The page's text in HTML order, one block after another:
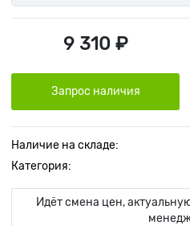
9 310 ₽
Запрос наличия
Наличие на складе:
Категория:
Идёт смена цен,